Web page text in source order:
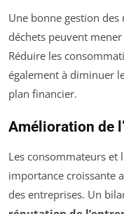
Une bonne gestion
déchets peuvent
Réduire les
également à diminuer
plan financier.
Amélioration de
Les consommateurs et
importance croissante
des entreprises. Un